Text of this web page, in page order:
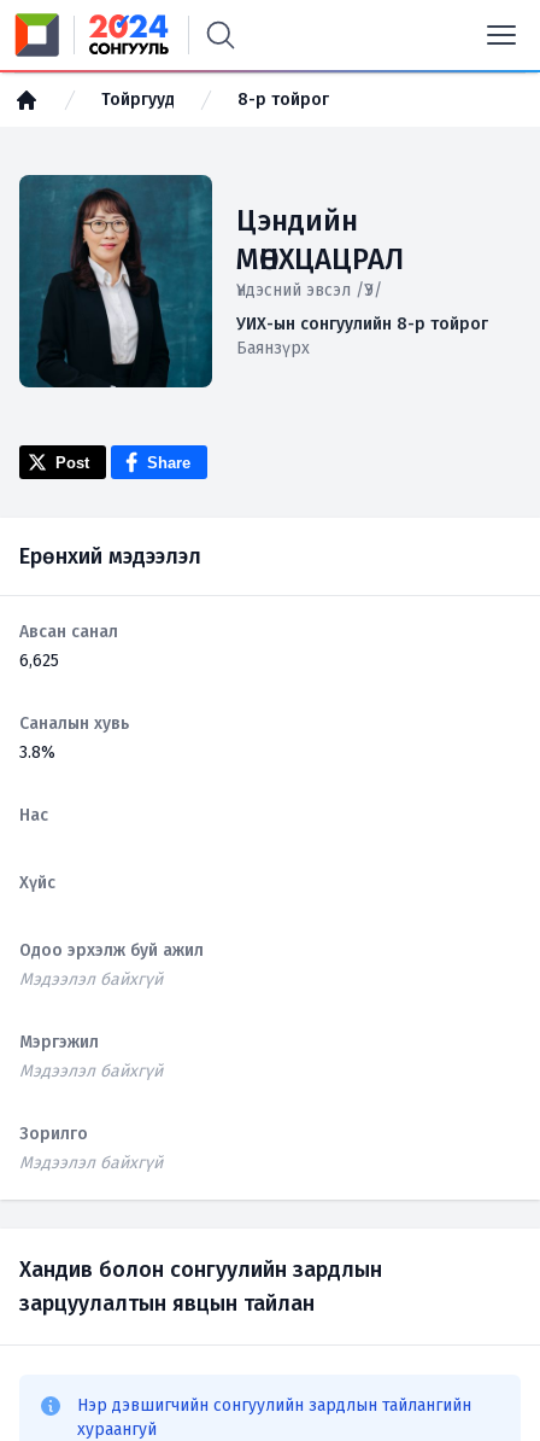
Тойргууд 8-р тойрог
Цэндийн
МӨНХЦАЦРАЛ
Үндэсний эвсэл /ҮЭ/
УИХ-ын сонгуулийн 8-р тойрог
Баянзүрх
Post Share
Ерөнхий мэдээлэл
Авсан санал
6,625
Саналын хувь
3.8%
Нас
Хүйс
Одоо эрхэлж буй ажил
Мэдээлэл байхгүй
Мэргэжил
Мэдээлэл байхгүй
Зорилго
Мэдээлэл байхгүй
Хандив болон сонгуулийн зардлын
зарцуулалтын явцын тайлан
Нэр дэвшигчийн сонгуулийн зардлын тайлангийн
хураангуй